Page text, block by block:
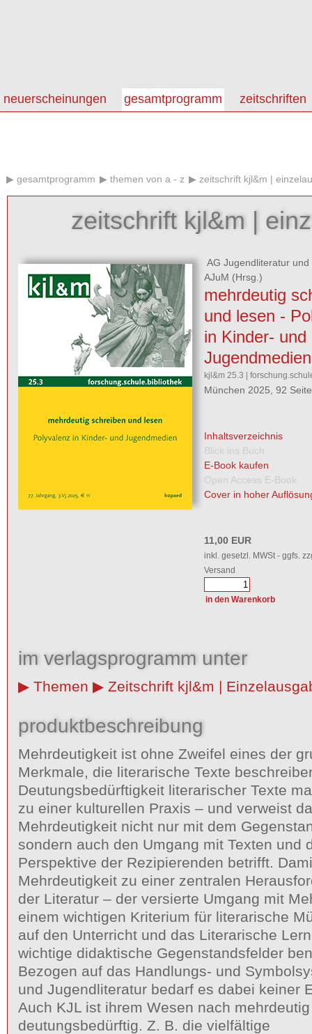
neuerscheinungen gesamtprogramm zeitschriften
gesamtprogramm themen von a - z zeitschrift kjl&m |
zeitschrift kjl&m |
AG Jugendliteratur und
AJuM (Hrsg.)
mehrdeutig
und lesen -
in Kinder- und
Jugendmedien
kjl&m 25.3 |
München 2025, 92
Inhaltsverzeichnis
Blick ins Buch
E-Book kaufen
Open Access E-Book
Cover in hoher
11,00 EUR
inkl. gesetzl. MWSt - ggfs.
Versand
im verlagsprogramm unter
Themen Zeitschrift kjl&m |
produktbeschreibung
Mehrdeutigkeit ist ohne Zweifel eines der
Merkmale, die literarische Texte
Deutungsbedürftigkeit literarischer Texte
zu einer kulturellen Praxis – und verweist
Mehrdeutigkeit nicht nur mit dem
sondern auch den Umgang mit Texten und
Perspektive der Rezipierenden betrifft.
Mehrdeutigkeit zu einer zentralen
der Literatur – der versierte Umgang mit
einem wichtigen Kriterium für literarische
auf den Unterricht und das Literarische
wichtige didaktische Gegenstandsfelder
Bezogen auf das Handlungs- und
und Jugendliteratur bedarf es dabei keiner
Auch KJL ist ihrem Wesen nach
deutungsbedürftig. Z. B. die vielfältige